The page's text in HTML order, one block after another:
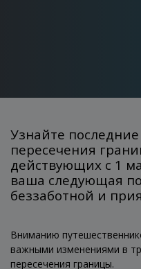
Узнайте
пересечения
действующих с 1
ваша следующая
беззаботной и
Вниманию
важными изменениями в
пересечения границы.